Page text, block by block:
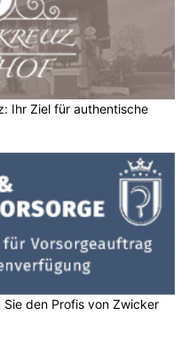
Ihr Ziel für authentische
Sie den Profis von Zwicker